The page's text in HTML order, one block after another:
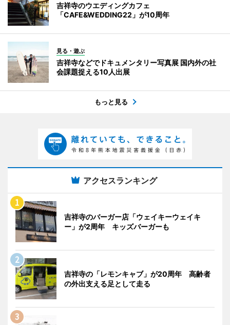
吉祥寺のウエディングカフェ
「CAFE&WEDDING22」が10周年
見る・遊ぶ
吉祥寺などでドキュメンタリー写真展 国内外の社
会課題捉える10人出展
もっと見る
アクセスランキング
吉祥寺のバーガー店「ウェイキーウェイキ
ー」が2周年 キッズバーガーも
吉祥寺の「レモンキャブ」が20周年 高齢者
の外出支える足として走る